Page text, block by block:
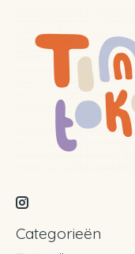
Categorieën